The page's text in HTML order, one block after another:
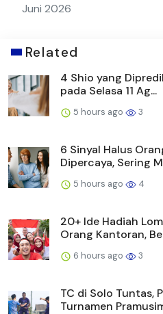
Juni 2026
Related
4 Shio yang
pada Selasa 11 Ag...
5 hours ago 3
6 Sinyal Halus
Dipercaya, Sering
5 hours ago 4
20+ Ide Hadiah
Orang Kantoran,
6 hours ago 3
TC di Solo Tuntas,
Turnamen